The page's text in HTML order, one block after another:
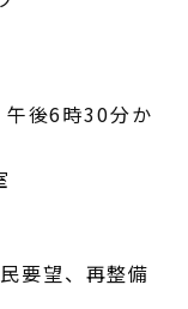
後6時30分か
要望、再整備